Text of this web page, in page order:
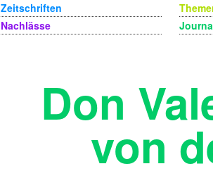
Zeitschriften
Nachlässe
Don
von